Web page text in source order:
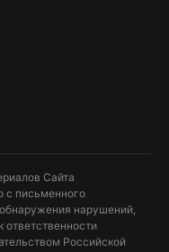
Сайта
с письменного
нарушений,
Российской